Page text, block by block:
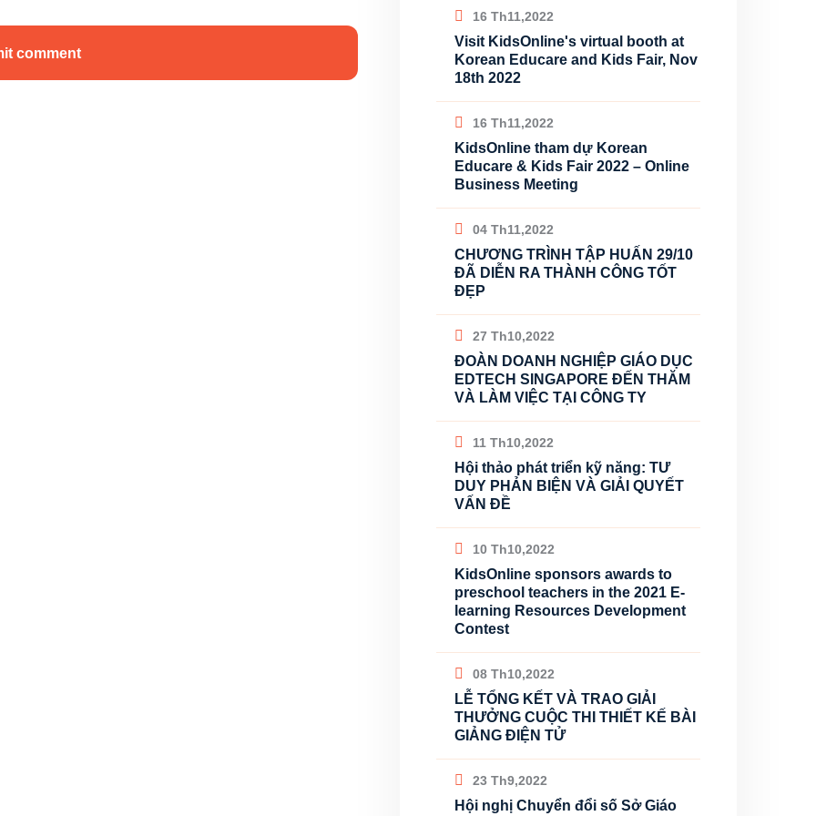
comment
16 Th11,2022
Visit KidsOnline's virtual booth at
Korean Educare and Kids Fair, Nov
18th 2022
16 Th11,2022
KidsOnline tham dự Korean
Educare & Kids Fair 2022 – Online
Business Meeting
04 Th11,2022
CHƯƠNG TRÌNH TẬP HUẤN 29/10
ĐÃ DIỄN RA THÀNH CÔNG TỐT
ĐẸP
27 Th10,2022
ĐOÀN DOANH NGHIỆP GIÁO DỤC
EDTECH SINGAPORE ĐẾN THĂM
VÀ LÀM VIỆC TẠI CÔNG TY
11 Th10,2022
Hội thảo phát triển kỹ năng: TƯ
DUY PHẢN BIỆN VÀ GIẢI QUYẾT
VẤN ĐỀ
10 Th10,2022
KidsOnline sponsors awards to
preschool teachers in the 2021 E-
learning Resources Development
Contest
08 Th10,2022
LỄ TỔNG KẾT VÀ TRAO GIẢI
THƯỞNG CUỘC THI THIẾT KẾ BÀI
GIẢNG ĐIỆN TỬ
23 Th9,2022
Hội nghị Chuyển đổi số Sở Giáo